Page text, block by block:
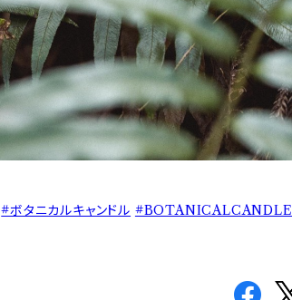
#ボタニカルキャンドル #BOTANICALCANDLE